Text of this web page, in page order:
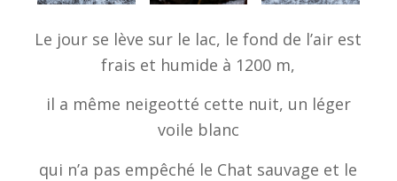
Le jour se lève sur le lac, le fond de l’air est
frais et humide à 1200 m,
il a même neigeotté cette nuit, un léger
voile blanc
qui n’a pas empêché le Chat sauvage et le